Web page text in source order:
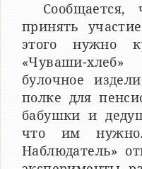
принять
этого нужно
«Чуваши-
булочное
полке для
бабушки и
что им нужно.
Наблюдатель»